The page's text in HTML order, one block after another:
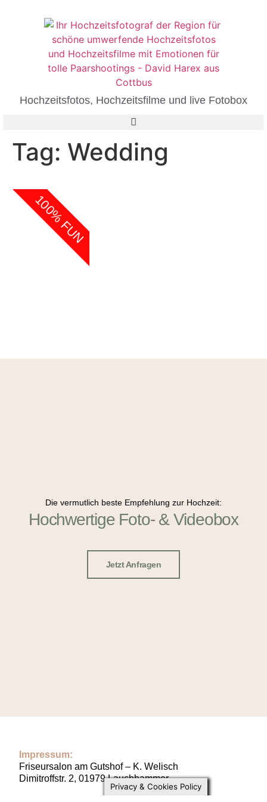
Hochzeitsfotos, Hochzeitsfilme und live Fotobox
Tag: Wedding
Die vermutlich beste Empfehlung zur Hochzeit:
Hochwertige Foto- & Videobox
Jetzt Anfragen
100% FUN
Impressum:
Friseursalon am Gutshof – K. Welisch
Dimitroffstr. 2, 01979 Lauchhammer
Privacy & Cookies Policy